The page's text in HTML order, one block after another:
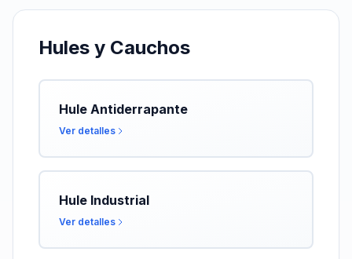
Hules y Cauchos
Hule Antiderrapante
Ver detalles
Hule Industrial
Ver detalles